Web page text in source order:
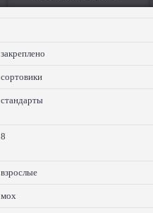
закреплено
сортовики
стандарты
8
взрослые
мох